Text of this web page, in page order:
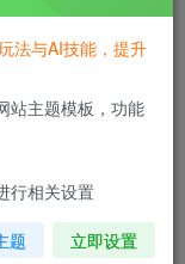
法与AI技能，提升
站主题模板，功能
行相关设置
题 立即设置